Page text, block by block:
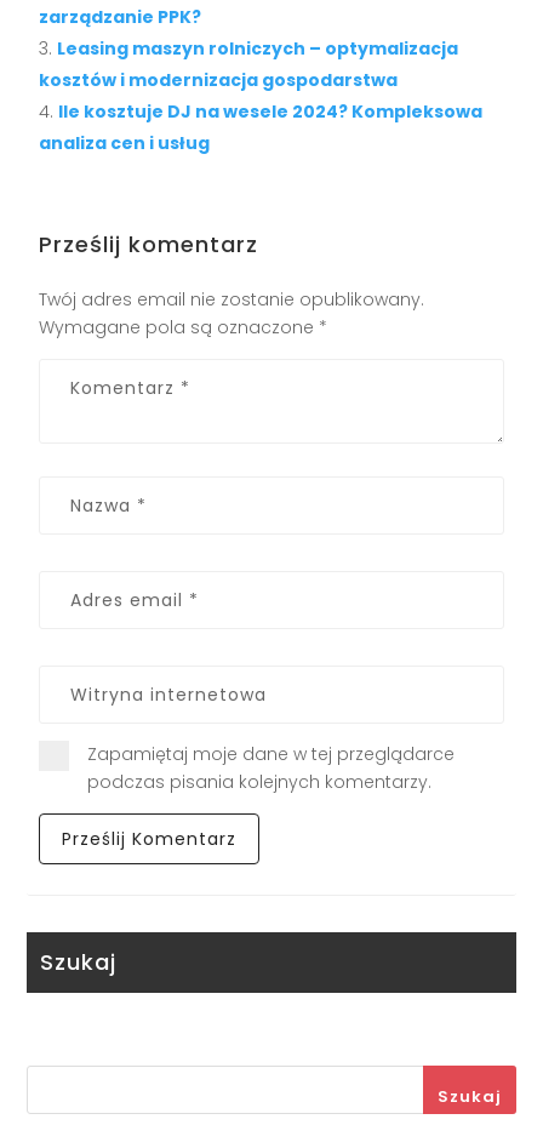
zarządzanie PPK?
Leasing maszyn rolniczych – optymalizacja
kosztów i modernizacja gospodarstwa
Ile kosztuje DJ na wesele 2024? Kompleksowa
analiza cen i usług
Prześlij komentarz
Twój adres email nie zostanie opublikowany.
Wymagane pola są oznaczone *
Zapamiętaj moje dane w tej przeglądarce
podczas pisania kolejnych komentarzy.
Szukaj
Szukaj